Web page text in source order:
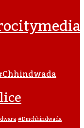
#dmchhindwada